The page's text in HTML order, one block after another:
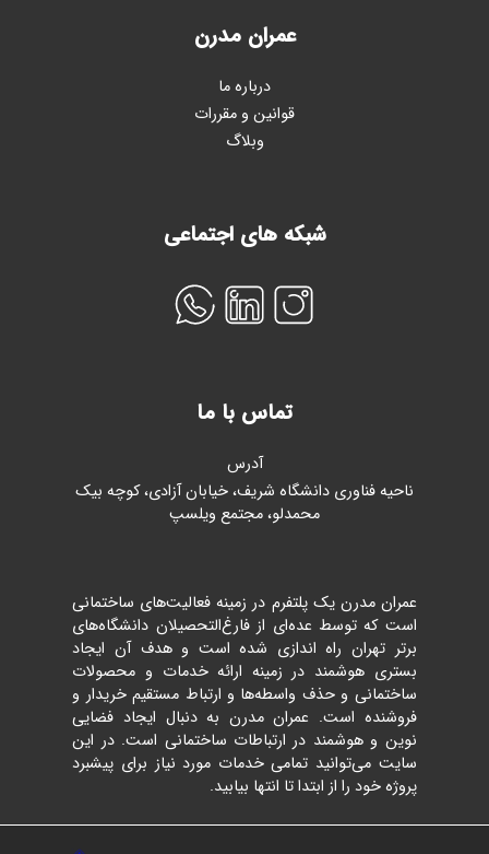
عمران مدرن
درباره ما
قوانین و مقررات
وبلاگ
شبکه های اجتماعی
تماس با ما
آدرس
ناحیه فناوری دانشگاه شریف، خیابان آزادی، کوچه بیک
محمدلو، مجتمع ویلسپ
عمران مدرن یک پلتفرم در زمینه فعالیت‌های ساختمانی
است که توسط عده‌ای از فارغ‌التحصیلان دانشگاه‌های
برتر تهران راه اندازی شده است و هدف آن ایجاد
بستری هوشمند در زمینه ارائه خدمات و محصولات
ساختمانی و حذف واسطه‌ها و ارتباط مستقیم خریدار و
فروشنده است. عمران مدرن به دنبال ایجاد فضایی
نوین و هوشمند در ارتباطات ساختمانی است. در این
سایت می‌توانید تمامی خدمات مورد نیاز برای پیشبرد
پروژه خود را از ابتدا تا انتها بیابید.